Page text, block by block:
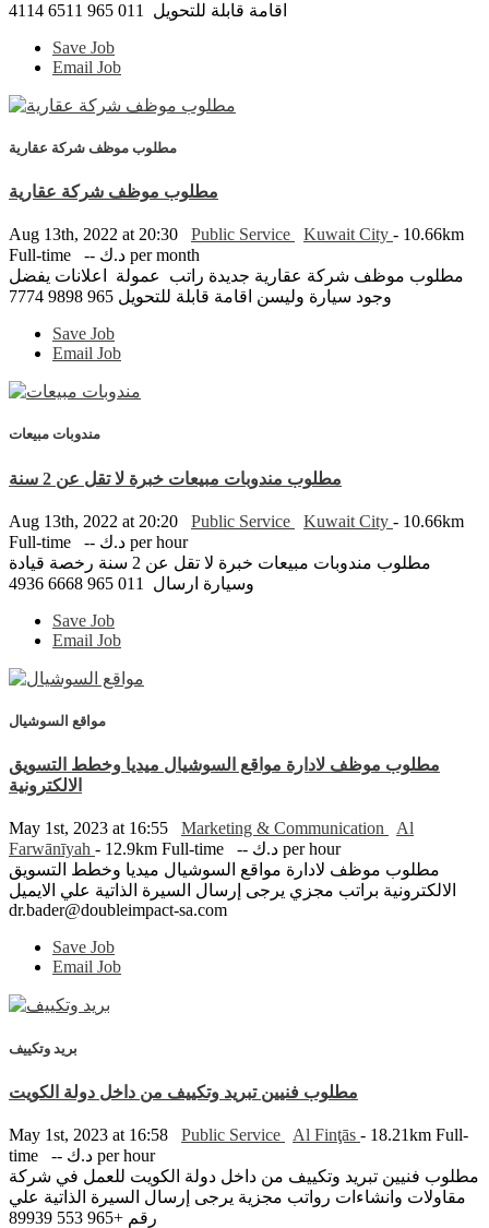
Save Job
Email Job
مطلوب موظف شركة عقارية
مطلوب موظف شركة عقارية
Aug 13th, 2022 at 20:30 Public Service Kuwait City - 10.66km
Full-time
-- د.ك per month
مطلوب موظف شركة عقارية جديدة راتب عمولة اعلانات يفضل
Save Job
Email Job
مندوبات مبيعات
مطلوب مندوبات مبيعات خبرة لا تقل عن 2 سنة
Aug 13th, 2022 at 20:20 Public Service Kuwait City - 10.66km
Full-time
-- د.ك per hour
مطلوب مندوبات مبيعات خبرة لا تقل عن 2 سنة رخصة قيادة
Save Job
Email Job
مواقع السوشيال
مطلوب موظف لادارة مواقع السوشيال ميديا وخطط التسويق
الالكترونية
May 1st, 2023 at 16:55 Marketing & Communication
Al
Farwānīyah - 12.9km Full-time
-- د.ك per hour
مطلوب موظف لادارة مواقع السوشيال ميديا وخطط التسويق
الالكترونية براتب مجزي يرجى إرسال السيرة الذاتية علي الايميل
dr.bader@doubleimpact-sa.com
Save Job
Email Job
بريد وتكييف
مطلوب فنيين تبريد وتكييف من داخل دولة الكويت
May 1st, 2023 at 16:58 Public Service Al Finţās - 18.21km Full-
time
-- د.ك per hour
مطلوب فنيين تبريد وتكييف من داخل دولة الكويت للعمل في شركة
مقاولات وانشاءات رواتب مجزية يرجى إرسال السيرة الذاتية علي
رقم +965 553 89939